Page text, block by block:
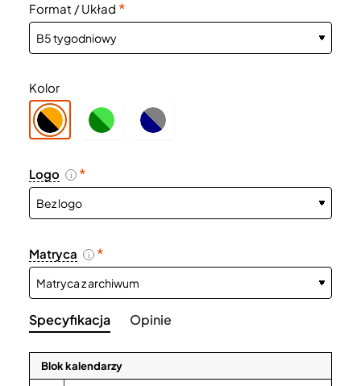
Format / Układ
Kolor
Logo i
Matryca i
Specyfikacja Opinie
Blok kalendarzy